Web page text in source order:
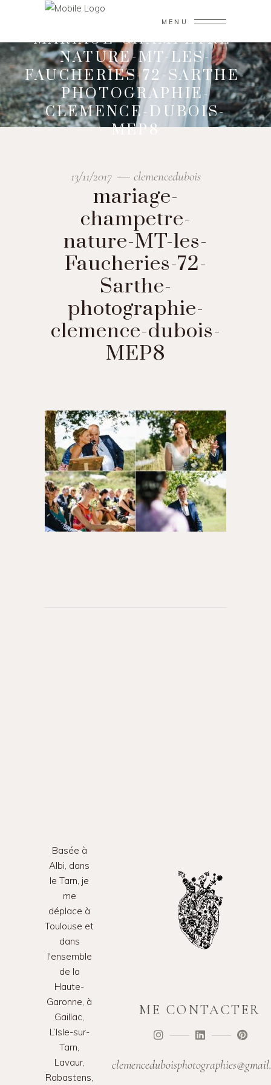
MENU
MARIAGE-CHAMPETRE-
NATURE-MT-LES-
FAUCHERIES-72-SARTHE-
PHOTOGRAPHIE-
CLEMENCE-DUBOIS-
MEP8
13/11/2017 clemencedubois
mariage-
champetre-
nature-MT-les-
Faucheries-72-
Sarthe-
photographie-
clemence-dubois-
MEP8
Basée à
Albi, dans
le Tarn, je
me
déplace à
Toulouse et
dans
l'ensemble
de la
Haute-
Garonne, à
Gaillac,
L’Isle-sur-
Tarn,
Lavaur,
Rabastens,
ME CONTACTER